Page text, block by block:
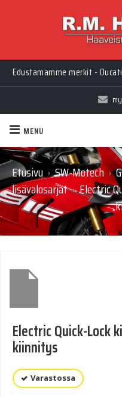
Edustamamme merkit -
MENU
Etusivu › SW-Motech ›
lisävalosarjat › Electric
Electric Quick-Lock
kiinnitys
Varastossa